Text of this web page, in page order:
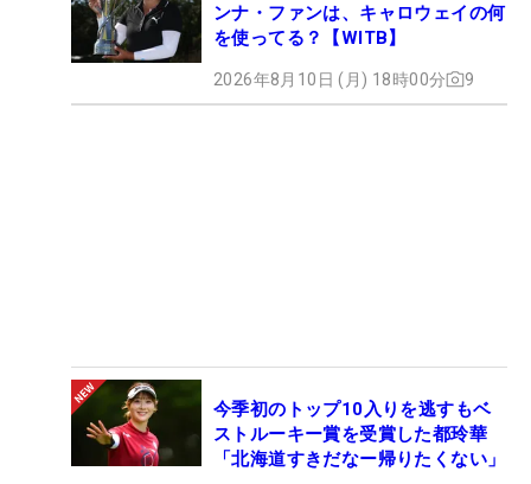
ンナ・ファンは、キャロウェイの何
を使ってる？【WITB】
2026年8月10日 (月) 18時00分 9
今季初のトップ10入りを逃すもベ
ストルーキー賞を受賞した都玲華
「北海道すきだなー帰りたくない」